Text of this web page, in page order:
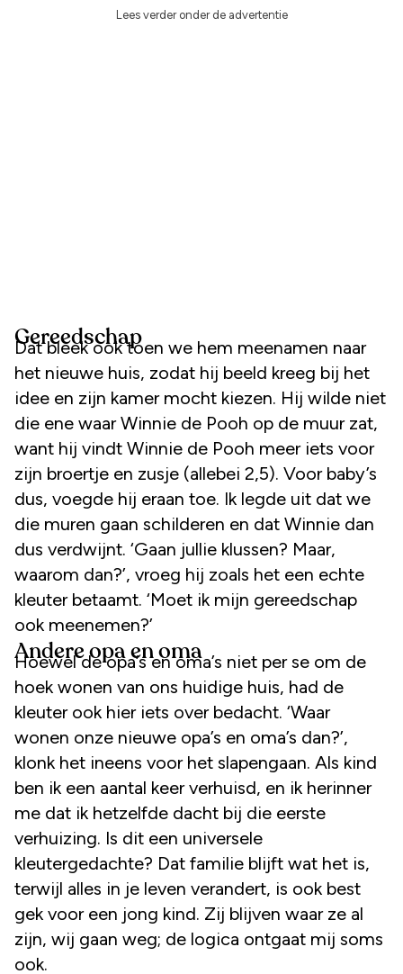
Lees verder onder de advertentie
Gereedschap
Dat bleek ook toen we hem meenamen naar
het nieuwe huis, zodat hij beeld kreeg bij het
idee en zijn kamer mocht kiezen. Hij wilde niet
die ene waar Winnie de Pooh op de muur zat,
want hij vindt Winnie de Pooh meer iets voor
zijn broertje en zusje (allebei 2,5). Voor baby’s
dus, voegde hij eraan toe. Ik legde uit dat we
die muren gaan schilderen en dat Winnie dan
dus verdwijnt. ‘Gaan jullie klussen? Maar,
waarom dan?’, vroeg hij zoals het een echte
kleuter betaamt. ‘Moet ik mijn gereedschap
ook meenemen?’
Andere opa en oma
Hoewel de opa’s en oma’s niet per se om de
hoek wonen van ons huidige huis, had de
kleuter ook hier iets over bedacht. ‘Waar
wonen onze nieuwe opa’s en oma’s dan?’,
klonk het ineens voor het slapengaan. Als kind
ben ik een aantal keer verhuisd, en ik herinner
me dat ik hetzelfde dacht bij die eerste
verhuizing. Is dit een universele
kleutergedachte? Dat familie blijft wat het is,
terwijl alles in je leven verandert, is ook best
gek voor een jong kind. Zij blijven waar ze al
zijn, wij gaan weg; de logica ontgaat mij soms
ook.